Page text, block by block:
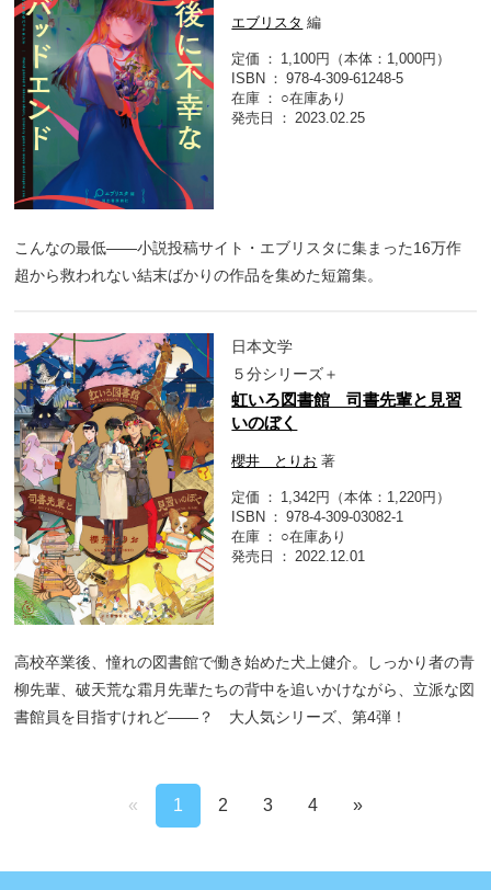
エブリスタ 編
定価
1,100円（本体：1,000円）
ISBN
978-4-309-61248-5
在庫
○在庫あり
発売日
2023.02.25
こんなの最低――小説投稿サイト・エブリスタに集まった16万作
超から救われない結末ばかりの作品を集めた短篇集。
日本文学
５分シリーズ＋
虹いろ図書館 司書先輩と見習
いのぼく
櫻井 とりお 著
定価
1,342円（本体：1,220円）
ISBN
978-4-309-03082-1
在庫
○在庫あり
発売日
2022.12.01
高校卒業後、憧れの図書館で働き始めた犬上健介。しっかり者の青
柳先輩、破天荒な霜月先輩たちの背中を追いかけながら、立派な図
書館員を目指すけれど――？ 大人気シリーズ、第4弾！
« 1 2 3 4 »